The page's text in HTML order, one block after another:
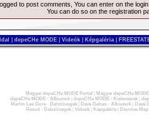
to post comments, You can enter on the
You can do so on the registration
depeCHe MODE Videók Képgaléria
Magyar depeCHe MODE Portál
Magyar depeCHe
depeCHe MODE - Albumok| depeCHe MODE - Kislemezek|
Martin Lee Gore - Dalszövegek| Dave Gahan - Albumok|
Dave
Recoil - Dalszövegek| Videók| Képgaléria| Devotee Map